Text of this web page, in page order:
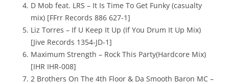
D Mob feat. LRS – It Is Time To Get Funky (casualty
mix) [FFrr Records 886 627-1]
Liz Torres – If U Keep It Up (If You Drum It Up Mix)
[Jive Records 1354-JD-1]
Maximum Strength – Rock This Party(Hardcore Mix)
[IHR IHR-008]
2 Brothers On The 4th Floor & Da Smooth Baron MC –